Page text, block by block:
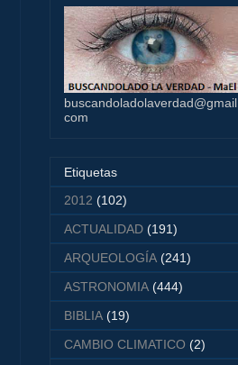
buscandoladolaverdad@gmail.
com
Etiquetas
2012 (102)
ACTUALIDAD (191)
ARQUEOLOGÍA (241)
ASTRONOMIA (444)
BIBLIA (19)
CAMBIO CLIMATICO (2)